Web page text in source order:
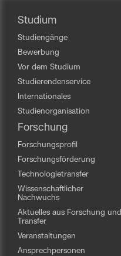
Studium
Studiengänge
Bewerbung
Vor dem Studium
Studierendenservice
Internationales
Studienorganisation
Forschung
Forschungsprofil
Forschungsförderung
Technologietransfer
Wissenschaftlicher
Nachwuchs
Aktuelles aus Forschung und
Transfer
Veranstaltungen
Ansprechpersonen